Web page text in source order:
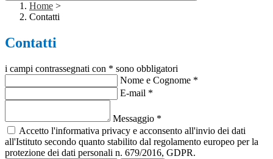
Home >
Contatti
Contatti
i campi contrassegnati con * sono obbligatori
Nome e Cognome *
E-mail *
Messaggio *
Accetto l'informativa privacy e acconsento all'invio dei dati
all'Istituto secondo quanto stabilito dal regolamento europeo per la
protezione dei dati personali n. 679/2016, GDPR.